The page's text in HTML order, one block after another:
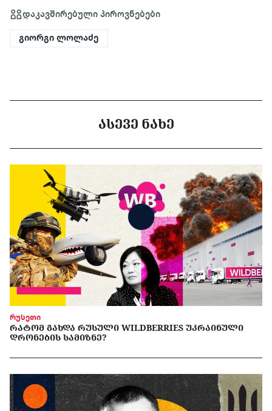
დაკავშირებული პიროვნებები
გიორგი ლოლაძე
ᲐᲡᲔᲕᲔ ᲜᲐᲮᲔ
რუსეთი
ᲠᲐᲢᲝᲛ ᲒᲐᲮᲓᲐ ᲠᲣᲡᲣᲚᲘ WILDBERRIES ᲣᲙᲠᲐᲘᲜᲣᲚᲘ
ᲓᲠᲝᲜᲔᲑᲘᲡ ᲡᲐᲛᲘᲖᲜᲔ?